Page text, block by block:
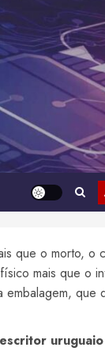
que o morto, o
mais que o
embalagem, que
uruguaio